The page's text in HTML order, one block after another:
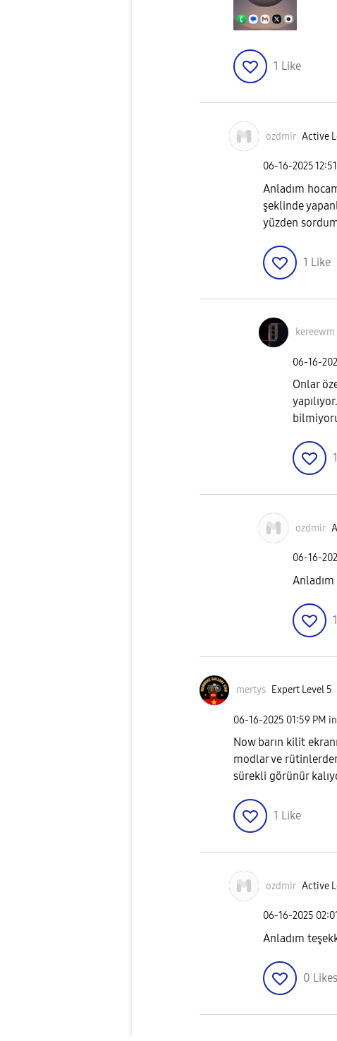
1 Like
ozdmir Active
‎06-16-2025
Anladım
şeklinde
yüzden
1 Like
kereewm
‎06-16-
Onlar
1
ozdmir
‎06-16-
1
mertys Expert Level 5
‎06-16-2025 01:59 PM in
Now barın kilit
modlar ve
sürekli görünür
1 Like
ozdmir Active
‎06-16-2025
Anladım
0 Likes